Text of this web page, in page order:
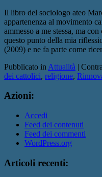
Il libro del sociologo ateo
appartenenza al movimento
ammesso a me stessa, ma
questo punto della mia
(2009) e ne fa parte come
Pubblicato in Attualità |
dei cattolici, religione,
Azioni:
Accedi
Feed dei contenuti
Feed dei commenti
WordPress.org
Articoli recenti: